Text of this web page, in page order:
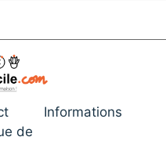
Informations
de